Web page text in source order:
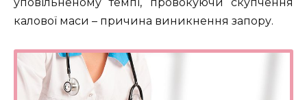
уповільненому темпі, провокуючи скупчення
калової маси – причина виникнення запору.